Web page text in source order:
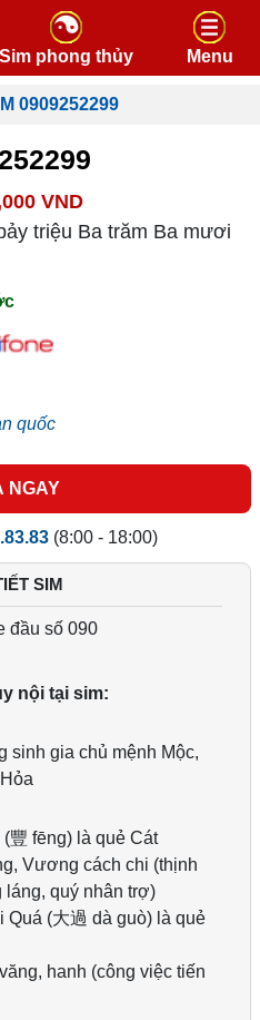
Skip to content
Sim phong thủy Menu
0909252299
VND
triệu Ba trăm Ba mươi
quốc
MUA NGAY
(8:00 - 18:00)
SIM
đầu số 090
nội tại sim:
sinh gia chủ mệnh Mộc,
豐 fēng) là quẻ Cát
Vương cách chi (thịnh
quý nhân trợ)
Quá (大過 dà guò) là quẻ
hanh (công việc tiến